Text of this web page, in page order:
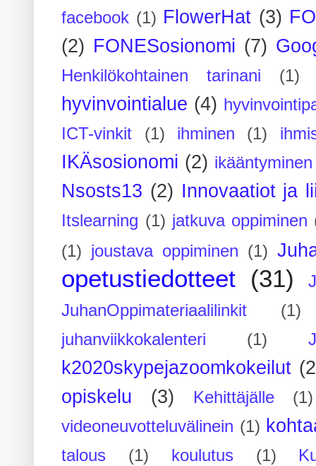
facebook (1) FlowerHat (3)
(2) FONESosionomi (7)
Henkilökohtainen tarinani (1)
hyvinvointialue (4)
ICT-vinkit
(1) ihminen (1)
IKÄsosionomi (2) ikääntyminen
Nsosts13 (2) Innovaatiot ja
Itslearning (1) jatkuva oppiminen
(1) joustava oppiminen (1)
opetustiedotteet (31)
JuhanOppimateriaalilinkit
(1)
juhanviikkokalenteri
(1)
k2020skypejazoomkokeilut
opiskelu
(3) Kehittäjälle
(1)
videoneuvotteluvälinein (1)
talous (1) koulutus (1)